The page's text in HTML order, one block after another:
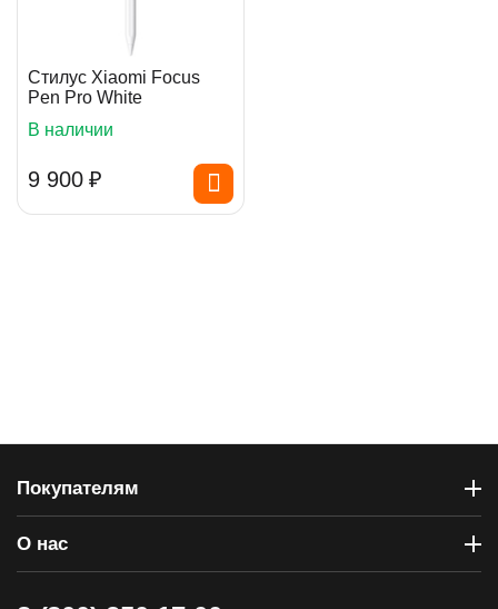
Стилус Xiaomi Focus
Pen Pro White
В наличии
9 900 ₽
Покупателям
О нас